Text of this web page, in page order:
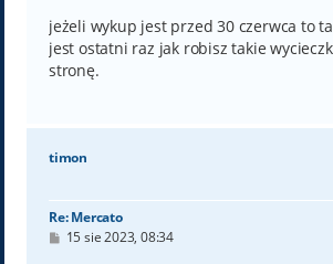
jeżeli wykup jest przed 30 czerwca to
jest ostatni raz jak robisz takie
stronę.
timon
Re: Mercato
P15 sie 2023, 08:34